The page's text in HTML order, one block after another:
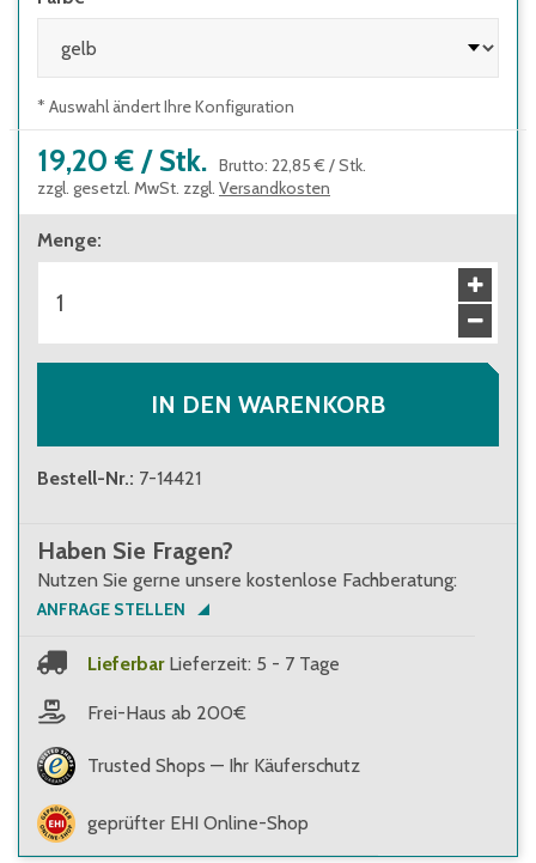
* Auswahl ändert Ihre Konfiguration
19,20 € / Stk. Brutto: 22,85 € /Stk.
zzgl. gesetzl. MwSt. zzgl. Versandkosten
Menge:
IN DEN WARENKORB
Bestell-Nr.: 7-14421
Haben Sie Fragen?
Nutzen Sie gerne unsere kostenlose Fachberatung:
ANFRAGE STELLEN
Lieferbar Lieferzeit: 5 - 7 Tage
Frei-Haus ab 200€
Trusted Shops — Ihr Käuferschutz
geprüfter EHI Online-Shop